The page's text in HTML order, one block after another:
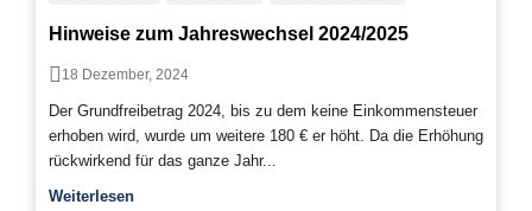
Hinweise zum Jahreswechsel 2024/2025
18 Dezember, 2024
Der Grundfreibetrag 2024, bis zu dem keine Einkommensteuer
erhoben wird, wurde um weitere 180 € er­ höht. Da die Erhöhung
rückwirkend für das ganze Jahr...
Weiterlesen